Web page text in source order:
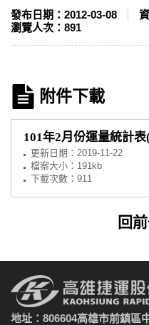
發布日期： 2012-03-08
瀏覽人次： 891
附件下載
101年2月份運量統計表
更新日期： 2019-11-22
檔案大小：191kb
下載次數：911
回
地址：806604高雄市前鎮區